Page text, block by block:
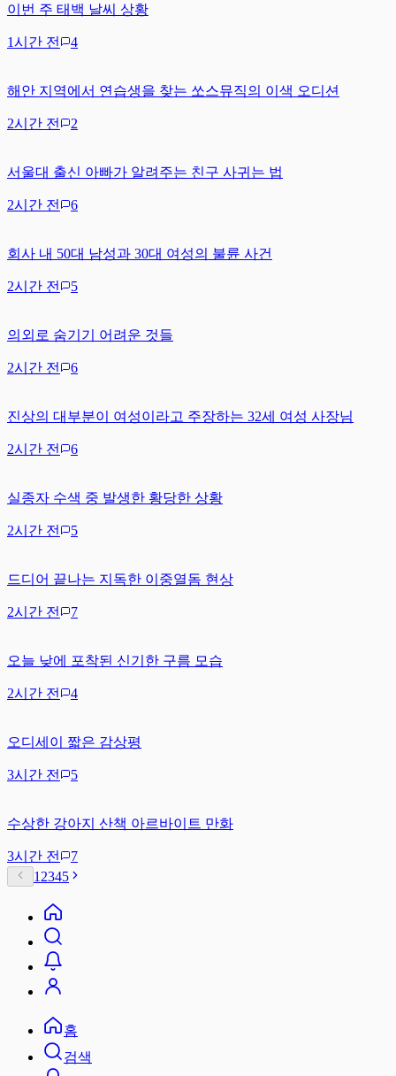
이번 주 태백 날씨 상황
1시간 전 4
해안 지역에서 연습생을 찾는 쏘스뮤직의 이색 오디션
2시간 전 2
서울대 출신 아빠가 알려주는 친구 사귀는 법
2시간 전 6
회사 내 50대 남성과 30대 여성의 불륜 사건
2시간 전 5
의외로 숨기기 어려운 것들
2시간 전 6
진상의 대부분이 여성이라고 주장하는 32세 여성 사장님
2시간 전 6
실종자 수색 중 발생한 황당한 상황
2시간 전 5
드디어 끝나는 지독한 이중열돔 현상
2시간 전 7
오늘 낮에 포착된 신기한 구름 모습
2시간 전 4
오디세이 짧은 감상평
3시간 전 5
수상한 강아지 산책 아르바이트 만화
3시간 전
7
1 2345
홈
검색